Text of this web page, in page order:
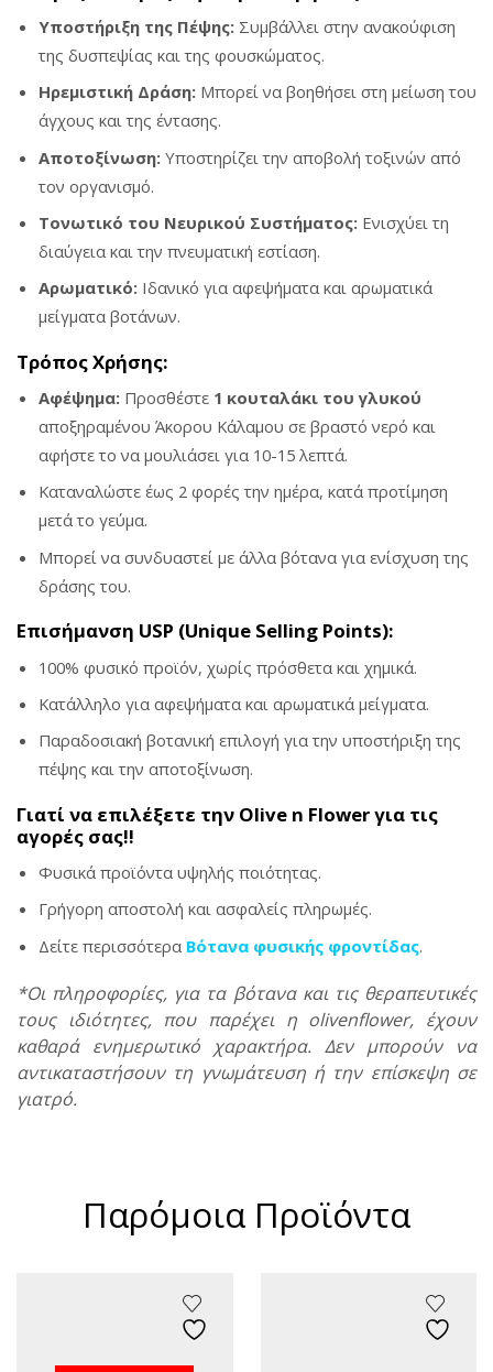
Υποστήριξη της Πέψης: Συμβάλλει στην ανακούφιση
της δυσπεψίας και της φουσκώματος.
Ηρεμιστική Δράση: Μπορεί να βοηθήσει στη μείωση του
άγχους και της έντασης.
Αποτοξίνωση: Υποστηρίζει την αποβολή τοξινών από
τον οργανισμό.
Τονωτικό του Νευρικού Συστήματος: Ενισχύει τη
διαύγεια και την πνευματική εστίαση.
Αρωματικό: Ιδανικό για αφεψήματα και αρωματικά
μείγματα βοτάνων.
Τρόπος Χρήσης:
Αφέψημα: Προσθέστε 1 κουταλάκι του γλυκού
αποξηραμένου Άκορου Κάλαμου σε βραστό νερό και
αφήστε το να μουλιάσει για 10-15 λεπτά.
Καταναλώστε έως 2 φορές την ημέρα, κατά προτίμηση
μετά το γεύμα.
Μπορεί να συνδυαστεί με άλλα βότανα για ενίσχυση της
δράσης του.
Επισήμανση USP (Unique Selling Points):
100% φυσικό προϊόν, χωρίς πρόσθετα και χημικά.
Κατάλληλο για αφεψήματα και αρωματικά μείγματα.
Παραδοσιακή βοτανική επιλογή για την υποστήριξη της
πέψης και την αποτοξίνωση.
Γιατί να επιλέξετε την Olive n Flower για τις
αγορές σας!!
Φυσικά προϊόντα υψηλής ποιότητας.
Γρήγορη αποστολή και ασφαλείς πληρωμές.
Δείτε περισσότερα Βότανα φυσικής φροντίδας.
*Οι πληροφορίες, για τα βότανα και τις θεραπευτικές
τους ιδιότητες, που παρέχει η olivenflower, έχουν
καθαρά ενημερωτικό χαρακτήρα. Δεν μπορούν να
αντικαταστήσουν τη γνωμάτευση ή την επίσκεψη σε
γιατρό.
Παρόμοια Προϊόντα